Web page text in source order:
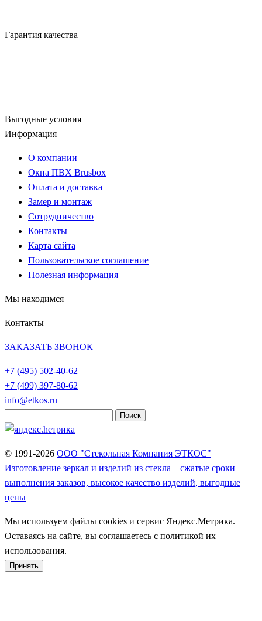
Гарантия качества
Выгодные условия
Информация
О компании
Окна ПВХ Brusbox
Оплата и доставка
Замер и монтаж
Сотрудничество
Контакты
Карта сайта
Пользовательское соглашение
Полезная информация
Мы находимся
Контакты
ЗАКАЗАТЬ ЗВОНОК
+7 (495) 502-40-62
+7 (499) 397-80-62
info@etkos.ru
© 1991-2026 ООО "Стекольная Компания ЭТКОС"
Изготовление зеркал и изделий из стекла – сжатые сроки
выполнения заказов, высокое качество изделий, выгодные
цены
Мы используем файлы cookies и сервис Яндекс.Метрика.
Оставаясь на сайте, вы соглашаетесь с политикой их
использования.
Принять